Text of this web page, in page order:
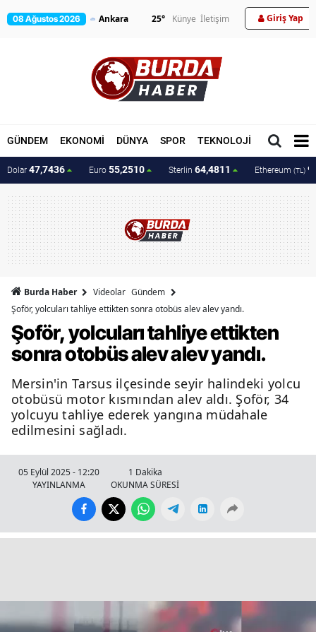
08 Ağustos 2026 25° Künye İletişim Giriş Yap
GÜNDEM EKONOMİ DÜNYA SPOR TEKNOLOJİ MAGAZİN
Dolar 47,7436 Euro 55,2510 Sterlin 64,4811 Ethereum (TL)
Burda Haber Videolar Gündem
Şoför, yolcuları tahliye ettikten sonra otobüs alev alev yandı.
Şoför, yolcuları tahliye ettikten
sonra otobüs alev alev yandı.
Mersin'in Tarsus ilçesinde seyir halindeki yolcu
otobüsü motor kısmından alev aldı. Şoför, 34
yolcuyu tahliye ederek yangına müdahale
edilmesini sağladı.
05 Eylül 2025 - 12:20
YAYINLANMA
1 Dakika
OKUNMA SÜRESİ